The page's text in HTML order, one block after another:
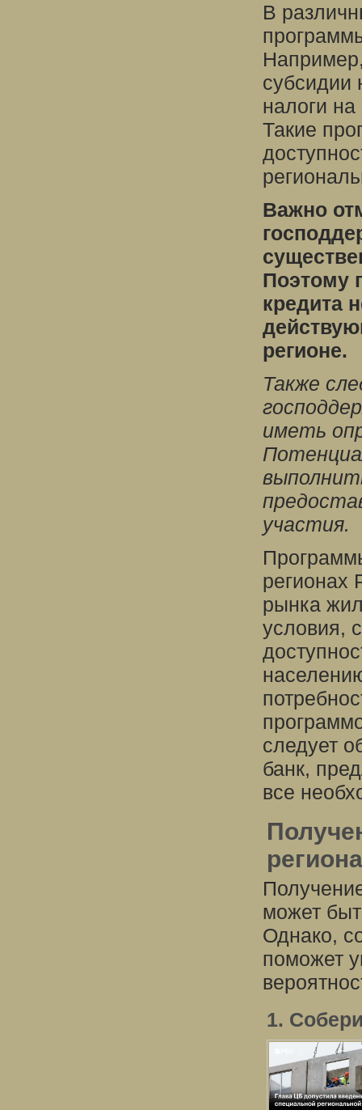
В
субсидии
налоги
Такие
Важно
Поэтому
кредита
регионе.
Также
иметь
участия.
регионах
рынка
условия,
следует
банк,
все
может
Однако,
поможет
1.